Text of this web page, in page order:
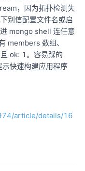
，因为拓扑检测失
别信配置文件名或启
mongo shell 连任意
members 数组、
ok: 1。容易踩的
快速构建应用程序
article/details/16